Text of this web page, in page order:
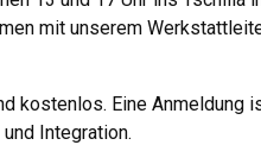
mit unserem
kostenlos. Eine
Integration.